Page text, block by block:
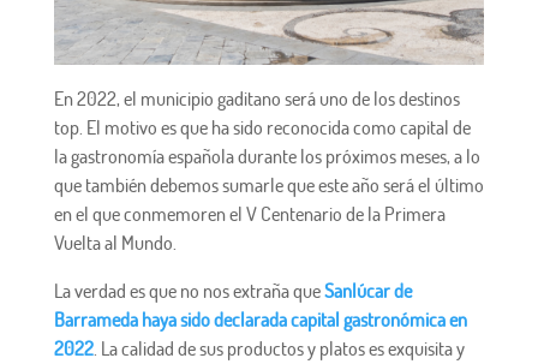
En 2022, el municipio gaditano será uno de los destinos
top. El motivo es que ha sido reconocida como capital de
la gastronomía española durante los próximos meses, a lo
que también debemos sumarle que este año será el último
en el que conmemoren el V Centenario de la Primera
Vuelta al Mundo.
La verdad es que no nos extraña queSanlúcar de
Barrameda haya sido declarada capital gastronómica en
2022. La calidad de sus productos y platos es exquisita y